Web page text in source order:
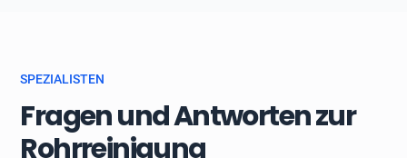
SPEZIALISTEN
Fragen und Antworten zur
Rohrreinigung